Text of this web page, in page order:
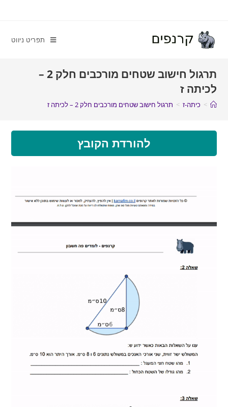
תפריט ניווט
תרגול חישוב שטחים מורכבים חלק 2 –
לכיתה ז
> כיתה-ז > תרגול חישוב שטחים מורכבים חלק 2 – לכיתה ז
להורדת הקובץ